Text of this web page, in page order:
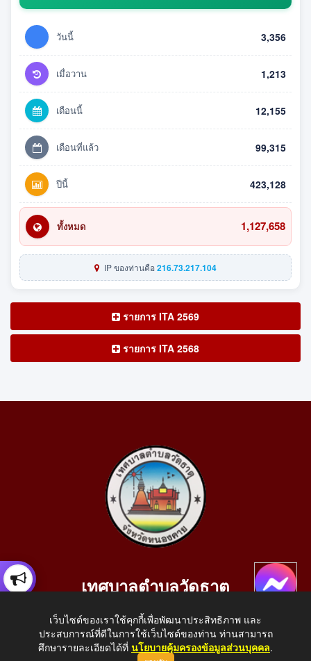
วันนี้ 3,356
เมื่อวาน 1,213
เดือนนี้ 12,155
เดือนที่แล้ว 99,315
ปีนี้ 423,128
ทั้งหมด 1,127,658
IP ของท่านคือ216.73.217.104
รายการ ITA 2569
รายการ ITA 2568
เทศบาลตำบลวัดธาตุ
อ.เมือง จ.หนองคาย 43000
โทรศัพท์: 042-414758 โทรสาร: 042-414759
เว็บไซต์ของเราใช้คุกกี้เพื่อพัฒนาประสิทธิภาพ และ
ประสบการณ์ที่ดีในการใช้เว็บไซต์ของท่าน ท่านสามารถ
ศึกษารายละเอียดได้ที่ นโยบายคุ้มครองข้อมูลส่วนบุคคล.